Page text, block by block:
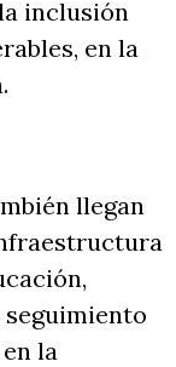
inclusión
en la
llegan
la